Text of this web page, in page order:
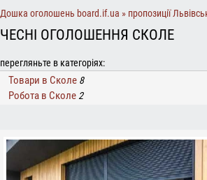
Дошка оголошень board.if.ua
пропозиції
ЧЕСНІ ОГОЛОШЕННЯ СКОЛЕ
перегляньте в категоріях:
Товари в Сколе 8
Робота в Сколе 2